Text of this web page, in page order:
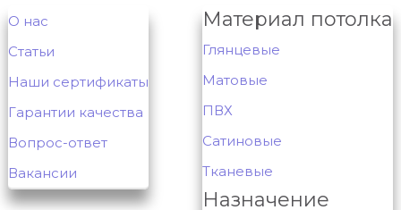
О нас
Статьи
Наши сертификаты
Гарантии качества
Вопрос-ответ
Вакансии
Материал потолка
Глянцевые
Матовые
ПВХ
Сатиновые
Тканевые
Назначение